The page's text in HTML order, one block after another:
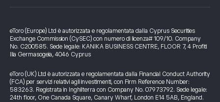
eToro (Europe) Ltd è autorizzata e regolamentata dalla Cyprus Securities
Exchange Commission (CySEC) con numero di licenza# 109/10. Company
No. C200585. Sede legale: KANIKA BUSINESS CENTRE, FLOOR 7, 4 Profiti
Ilia Germasogeia, 4046 Cyprus
eToro (UK) Ltd è autorizzata e regolamentata dalla Financial Conduct Authority
(FCA) per servizi relativi agli investimenti, con Firm Reference Number:
583263. Registrata in Inghilterra con Company No. 07973792. Sede legale:
24th floor, One Canada Square, Canary Wharf, London E14 5AB, England.